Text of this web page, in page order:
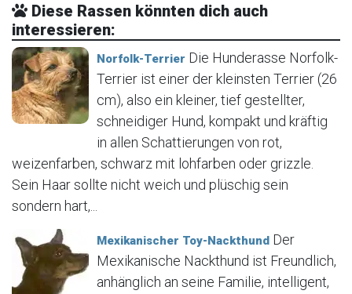
Diese Rassen könnten dich auch
interessieren:
Norfolk-Terrier Die Hunderasse Norfolk-
Terrier ist einer der kleinsten Terrier (26
cm), also ein kleiner, tief gestellter,
schneidiger Hund, kompakt und kräftig
in allen Schattierungen von rot,
weizenfarben, schwarz mit lohfarben oder grizzle.
Sein Haar sollte nicht weich und plüschig sein
sondern hart,...
Mexikanischer Toy-Nackthund Der
Mexikanische Nackthund ist Freundlich,
anhänglich an seine Familie, intelligent,